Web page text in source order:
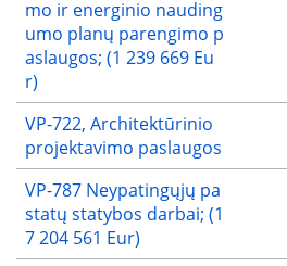
mo ir energinio nauding
umo planų parengimo p
aslaugos; (1 239 669 Eu
r)
VP-722, Architektūrinio
projektavimo paslaugos
VP-787 Neypatingųjų pa
statų statybos darbai; (1
7 204 561 Eur)